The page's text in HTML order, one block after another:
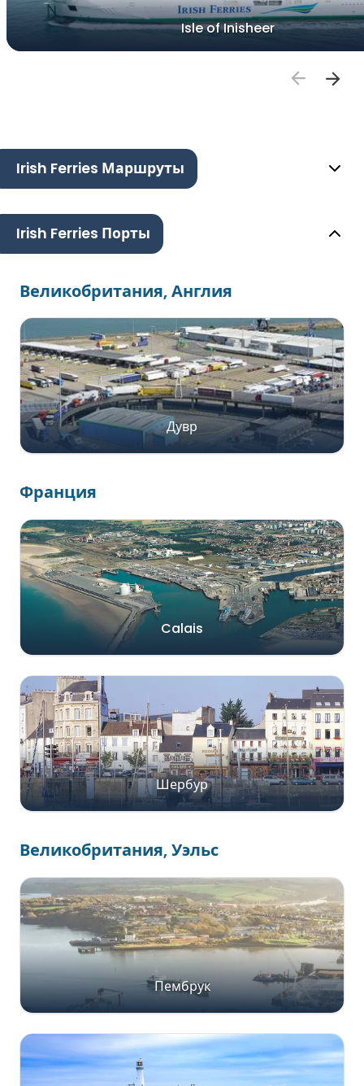
Isle of Inisheer
Irish Ferries Маршруты
Irish Ferries Порты
Великобритания, Англия
Дувр
Франция
Calais
Шербур
Великобритания, Уэльс
Пембрук